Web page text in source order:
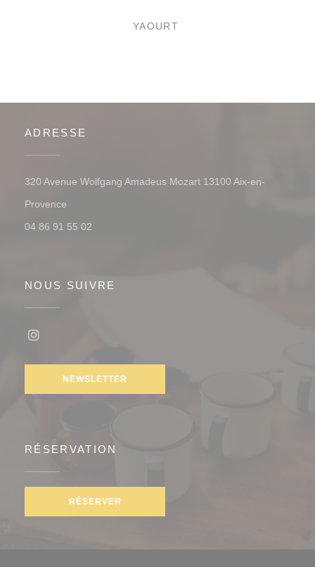
YAOURT
ADRESSE
320 Avenue Wolfgang Amadeus Mozart 13100 Aix-en-
Provence
04 86 91 55 02
NOUS SUIVRE
NEWSLETTER
RÉSERVATION
RÉSERVER